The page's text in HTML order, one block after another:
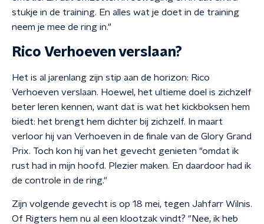
stukje in de training. En alles wat je doet in de training
neem je mee de ring in."
Rico Verhoeven verslaan?
Het is al jarenlang zijn stip aan de horizon: Rico
Verhoeven verslaan. Hoewel, het ultieme doel is zichzelf
beter leren kennen, want dat is wat het kickboksen hem
biedt: het brengt hem dichter bij zichzelf. In maart
verloor hij van Verhoeven in de finale van de Glory Grand
Prix. Toch kon hij van het gevecht genieten "omdat ik
rust had in mijn hoofd. Plezier maken. En daardoor had ik
de controle in de ring."
Zijn volgende gevecht is op 18 mei, tegen Jahfarr Wilnis.
Of Rigters hem nu al een klootzak vindt? "Nee, ik heb